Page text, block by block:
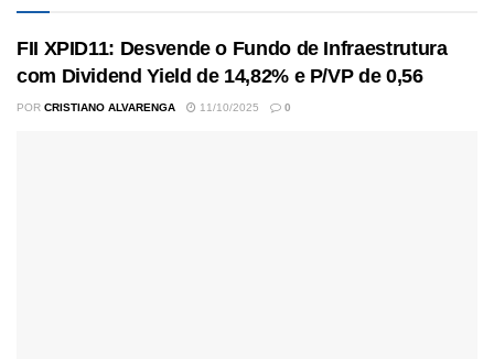
FII XPID11: Desvende o Fundo de Infraestrutura
com Dividend Yield de 14,82% e P/VP de 0,56
POR CRISTIANO ALVARENGA 11/10/2025 0